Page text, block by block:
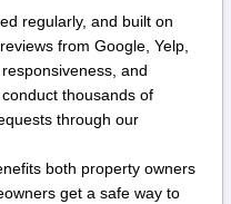
regularly, and built on
from Google, Yelp,
and
thousands of
through our
both property owners
get a safe way to